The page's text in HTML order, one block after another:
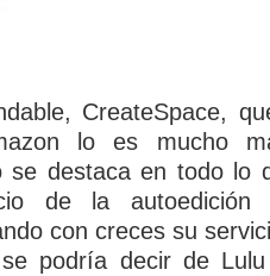
CreateSpace,
lo es mucho
se destaca en todo lo
de la autoedición
con creces su
podría decir de